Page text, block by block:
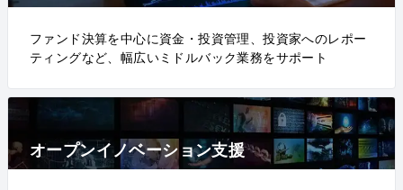
ファンド決算を中心に資金・投資管理、投資家へのレポー
ティングなど、幅広いミドルバック業務をサポート
オープンイノベーション支援